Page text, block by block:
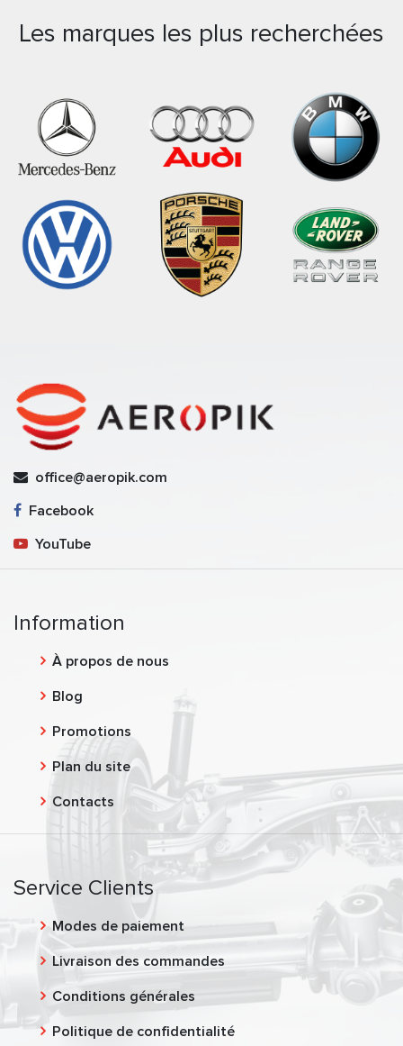
Les marques les plus recherchées
office@aeropik.com
Facebook
YouTube
Information
À propos de nous
Blog
Promotions
Plan du site
Contacts
Service Clients
Modes de paiement
Livraison des commandes
Conditions générales
Politique de confidentialité